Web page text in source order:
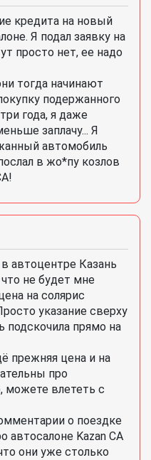
кредита на новый
Я подал заявку на
просто нет, ее надо
тогда начинают
подержанного
года, я даже
заплачу... Я
автомобиль
в жо*пу козлов
автоцентре Казань
не будет мне
на солярис
указание сверху
подскочила прямо на
прежняя цена и на
про
можете влететь с
о поездке
автосалоне Kazan CA
они уже столько